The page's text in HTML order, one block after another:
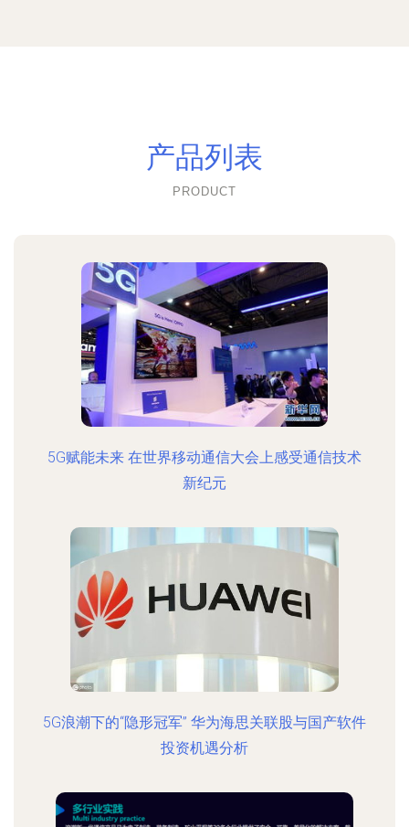
产品列表
PRODUCT
5G赋能未来 在世界移动通信大会上感受通信技术
新纪元
5G浪潮下的“隐形冠军” 华为海思关联股与国产软件
投资机遇分析